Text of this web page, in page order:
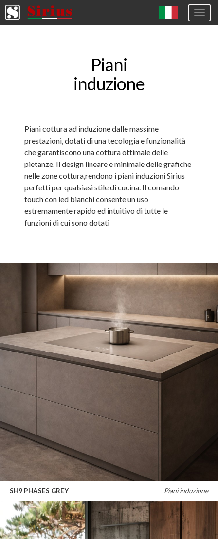
Piani
induzione
Piani cottura ad induzione dalle massime
prestazioni, dotati di una tecologia e funzionalità
che garantiscono una cottura ottimale delle
pietanze. Il design lineare e minimale delle grafiche
nelle zone cottura,rendono i piani induzioni Sirius
perfetti per qualsiasi stile di cucina. Il comando
touch con led bianchi consente un uso
estremamente rapido ed intuitivo di tutte le
funzioni di cui sono dotati
SH9 PHASES GREY Piani induzione
USA
Canada
Germany
Hungary
Argentina
Australia
Czech Republic
Poland
New Zealand